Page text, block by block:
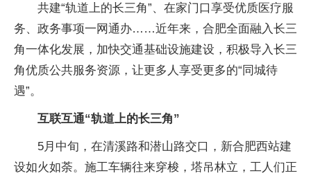
共建“轨道上的长三角”、在家门口享受优质医疗服
务、政务事项一网通办……近年来，合肥全面融入长三
角一体化发展，加快交通基础设施建设，积极导入长三
角优质公共服务资源，让更多人享受更多的“同城待
遇”。
互联互通“轨道上的长三角”
5月中旬，在清溪路和潜山路交口，新合肥西站建
设如火如荼。施工车辆往来穿梭，塔吊林立，工人们正